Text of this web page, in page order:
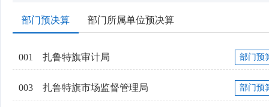
部门预决算 部门所属单位预决算
001 扎鲁特旗审计局 部门预
003 扎鲁特旗市场监督管理局 部门预